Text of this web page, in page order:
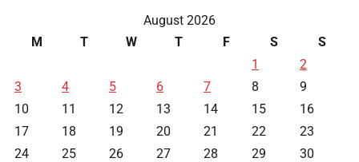
August 2026
M
T W T F S
S
1
2
3
4 5 6 7 8
9
10
11 12 13 14 15
16
17
18 19 20 21 22
23
24
25 26 27 28 29
30